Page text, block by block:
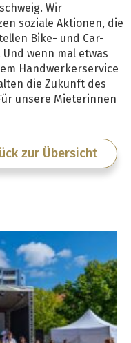
Wir
soziale Aktionen, die
Bike- und Car-
wenn mal etwas
Handwerkerservice
die Zukunft des
unsere Mieterinnen
zur Übersicht